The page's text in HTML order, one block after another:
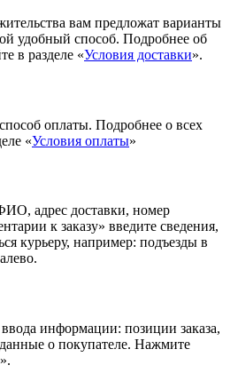
вам предложат варианты
удобный способ. Подробнее об
в разделе «Условия доставки».
оплаты. Подробнее о всех
«Условия оплаты»
адрес доставки, номер
к заказу» введите сведения,
курьеру, например: подъезды в
информации: позиции заказа,
о покупателе. Нажмите